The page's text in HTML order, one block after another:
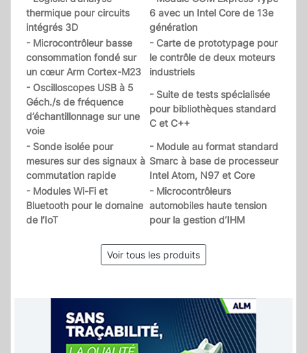
thermique pour circuits
intégrés 3D
6 avec un Intel Core de 13e
génération
- Microcontrôleur basse
consommation fondé sur
un cœur Arm Cortex-M23
- Carte de prototypage pour
le contrôle de deux moteurs
industriels
- Oscilloscopes USB à 5
Géch./s de fréquence
d’échantillonnage sur une
voie
- Suite de tests spécialisée
pour bibliothèques standard
C et C++
- Sonde isolée pour
mesures sur des signaux à
commutation rapide
- Module au format standard
Smarc à base de processeur
Intel Atom, N97 et Core
- Modules Wi-Fi et
Bluetooth pour le domaine
de l’IoT
- Microcontrôleurs
automobiles haute tension
pour la gestion d’IHM
Voir tous les produits